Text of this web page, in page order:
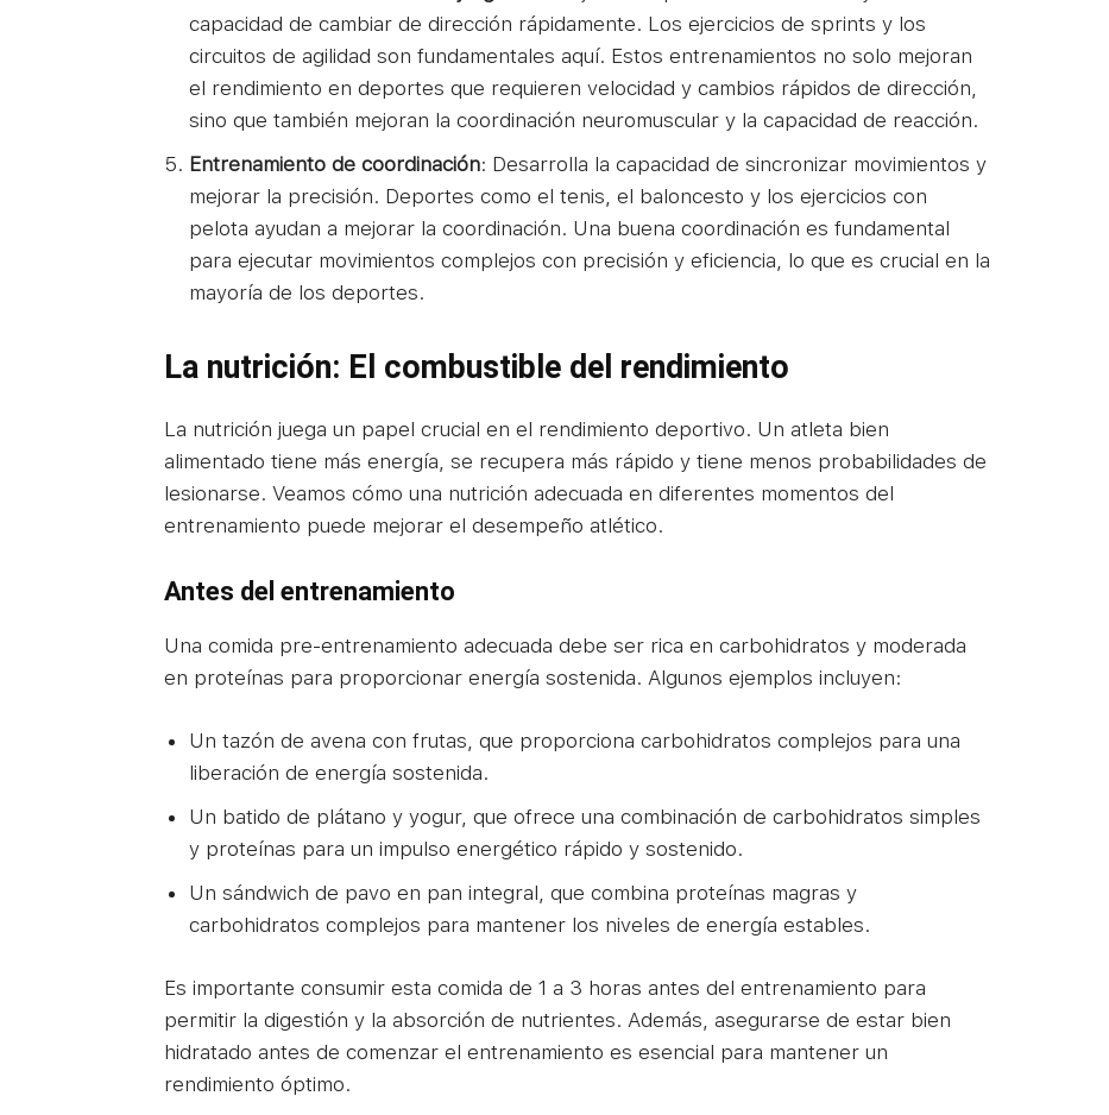
capacidad de cambiar de dirección rápidamente. Los ejercicios de sprints y los
circuitos de agilidad son fundamentales aquí. Estos entrenamientos no solo mejoran
el rendimiento en deportes que requieren velocidad y cambios rápidos de dirección,
sino que también mejoran la coordinación neuromuscular y la capacidad de reacción.
Entrenamiento de coordinación: Desarrolla la capacidad de sincronizar movimientos y
mejorar la precisión. Deportes como el tenis, el baloncesto y los ejercicios con
pelota ayudan a mejorar la coordinación. Una buena coordinación es fundamental
para ejecutar movimientos complejos con precisión y eficiencia, lo que es crucial en la
mayoría de los deportes.
La nutrición: El combustible del rendimiento
La nutrición juega un papel crucial en el rendimiento deportivo. Un atleta bien
alimentado tiene más energía, se recupera más rápido y tiene menos probabilidades de
lesionarse. Veamos cómo una nutrición adecuada en diferentes momentos del
entrenamiento puede mejorar el desempeño atlético.
Antes del entrenamiento
Una comida pre-entrenamiento adecuada debe ser rica en carbohidratos y moderada
en proteínas para proporcionar energía sostenida. Algunos ejemplos incluyen:
Un tazón de avena con frutas, que proporciona carbohidratos complejos para una
liberación de energía sostenida.
Un batido de plátano y yogur, que ofrece una combinación de carbohidratos simples
y proteínas para un impulso energético rápido y sostenido.
Un sándwich de pavo en pan integral, que combina proteínas magras y
carbohidratos complejos para mantener los niveles de energía estables.
Es importante consumir esta comida de 1 a 3 horas antes del entrenamiento para
permitir la digestión y la absorción de nutrientes. Además, asegurarse de estar bien
hidratado antes de comenzar el entrenamiento es esencial para mantener un
rendimiento óptimo.